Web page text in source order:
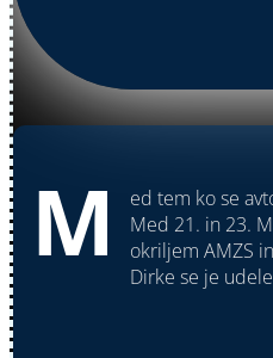
M
ed tem ko se
Med 21. in 23.
okriljem AMZS
Dirke se je